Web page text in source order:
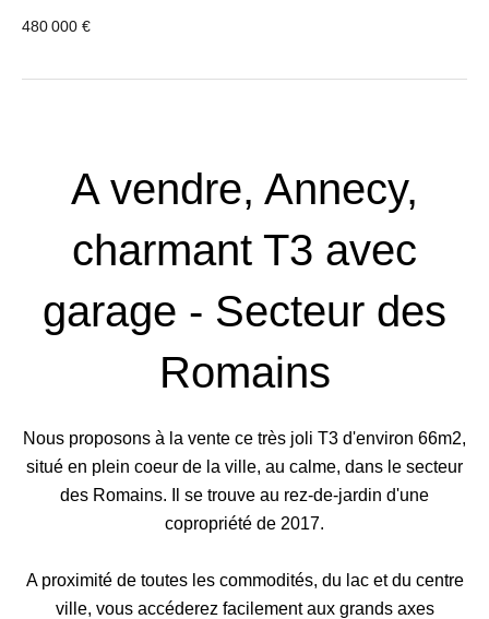
480 000 €
A vendre, Annecy,
charmant T3 avec
garage - Secteur des
Romains
Nous proposons à la vente ce très joli T3 d'environ 66m2,
situé en plein coeur de la ville, au calme, dans le secteur
des Romains. Il se trouve au rez-de-jardin d'une
copropriété de 2017.
A proximité de toutes les commodités, du lac et du centre
ville, vous accéderez facilement aux grands axes